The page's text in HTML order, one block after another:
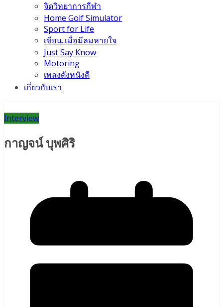
จิตวิทยาการกีฬา
Home Golf Simulator
Sport for Life
เขียน..เมื่อมีลมหายใจ
Just Say Know
Motoring
เพลงดังหนังดี
เกี่ยวกับเรา
Interview
กาญจน์ บุพศิริ